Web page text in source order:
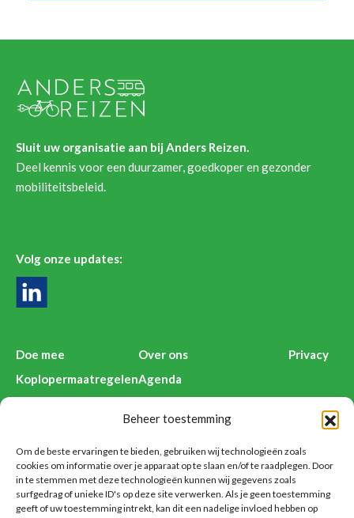
Beheer toestemming
Om de beste ervaringen te bieden, gebruiken wij technologieën zoals
cookies om informatie over je apparaat op te slaan en/of te raadplegen. Door
in te stemmen met deze technologieën kunnen wij gegevens zoals
surfgedrag of unieke ID's op deze site verwerken. Als je geen toestemming
geeft of uw toestemming intrekt, kan dit een nadelige invloed hebben op
Sluit uw organisatie aan bij Anders Reizen.
Deel kennis voor een duurzamer, goedkoper en gezonder
mobiliteitsbeleid.
Doe mee
Koplopermaatregelen
Voorbeelden
Over ons
Agenda
Contact
Disclaimer
Privacy
Volg onze updates: